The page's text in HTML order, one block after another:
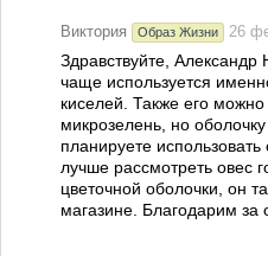
Виктория Образ Жизни 26
Здравствуйте,
чаще используется
киселей. Также его
микрозелень, но
планируете использовать
лучше рассмотреть овес
цветочной оболочки, он
магазине. Благодарим